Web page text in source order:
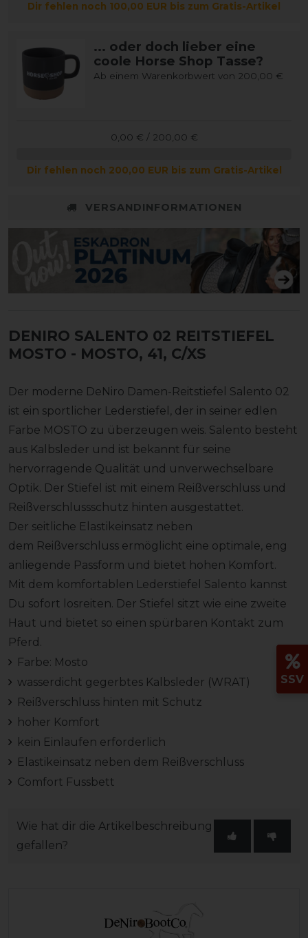
Dir fehlen noch 100,00 EUR bis zum Gratis-Artikel
... oder doch lieber eine
coole Horse Shop Tasse?
Ab einem Warenkorbwert von 200,00 €
0,00 € / 200,00 €
Dir fehlen noch 200,00 EUR bis zum Gratis-Artikel
VERSANDINFORMATIONEN
DENIRO SALENTO 02 REITSTIEFEL
MOSTO - MOSTO, 41, C/XS
Der moderne DeNiro Damen-Reitstiefel Salento 02
ist ein sportlicher Lederstiefel, der in seiner edlen
Farbe MOSTO zu überzeugen weis. Salento besteht
aus Kalbsleder und ist bekannt für seine
hervorragende Qualität und unverwechselbare
Optik. Der Stiefel ist mit einem Reißverschluss und
Reißverschlussschutz hinten ausgestattet.
Der seitliche Elastikeinsatz neben
dem Reißverschluss ermöglicht eine optimale, eng
anliegende Passform und bietet hohen Komfort.
Mit dem komfortablen Lederstiefel Salento kannst
Du sofort losreiten. Der Stiefel sitzt wie eine zweite
Haut und bietet so einen spürbaren Kontakt zum
Pferd.
Farbe: Mosto
wasserdicht gegerbtes Kalbsleder (WRAT)
Reißverschluss hinten mit Schutz
hoher Komfort
kein Einlaufen erforderlich
Elastikeinsatz neben dem Reißverschluss
Comfort Fussbett
Wie hat dir die Artikelbeschreibung
gefallen?
SSV